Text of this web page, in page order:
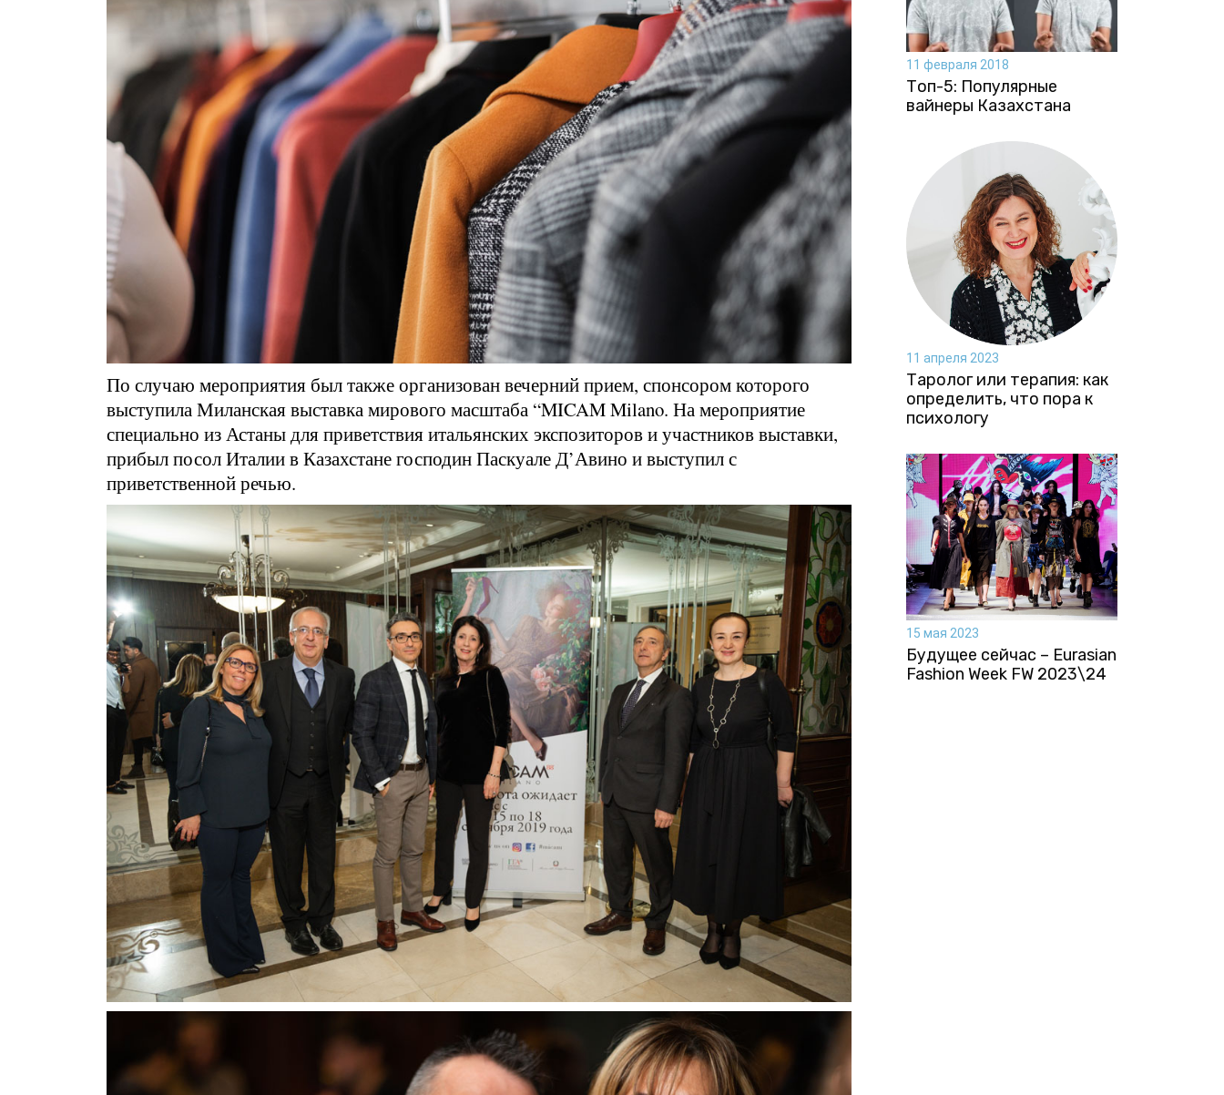
По случаю мероприятия был также организован вечерний прием, спонсором которого
выступила Миланская выставка мирового масштаба “MICAM Milano. На мероприятие
специально из Астаны для приветствия итальянских экспозиторов и участников выставки,
прибыл посол Италии в Казахстане господин Паскуале Д’Авино и выступил с
приветственной речью.
11 февраля 2018
Топ-5: Популярные
вайнеры Казахстана
11 апреля 2023
Таролог или терапия: как
определить, что пора к
психологу
15 мая 2023
Будущее сейчас – Eurasian
Fashion Week FW 2023\24